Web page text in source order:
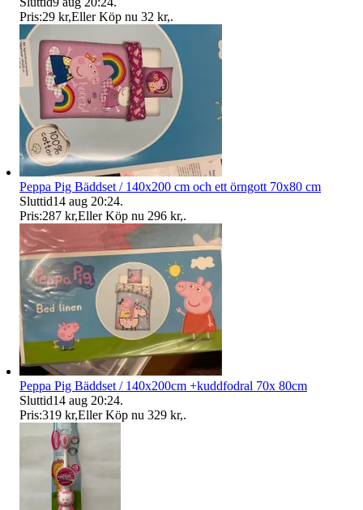
Pris:29 kr,Eller Köp nu 32 kr,.
Peppa Pig Bäddset / 140x200 cm och ett örngott 70x80 cm
Sluttid14 aug 20:24.
Pris:287 kr,Eller Köp nu 296 kr,.
Peppa Pig Bäddset / 140x200cm +kuddfodral 70x 80cm
Sluttid14 aug 20:24.
Pris:319 kr,Eller Köp nu 329 kr,.